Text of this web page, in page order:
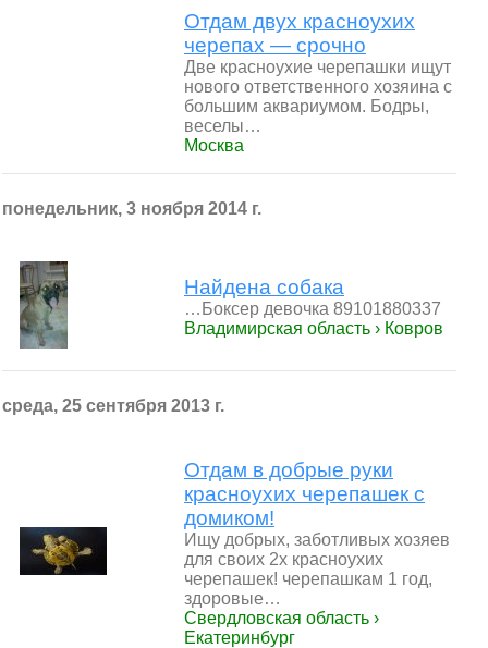
Отдам двух красноухих
черепах — срочно
Две красноухие черепашки ищут
нового ответственного хозяина с
большим аквариумом. Бодры,
веселы…
Москва
понедельник, 3 ноября 2014 г.
Найдена собака
…Боксер девочка 89101880337
Владимирская область › Ковров
среда, 25 сентября 2013 г.
Отдам в добрые руки
красноухих черепашек с
домиком!
Ищу добрых, заботливых хозяев
для своих 2х красноухих
черепашек! черепашкам 1 год,
здоровые…
Свердловская область ›
Екатеринбург